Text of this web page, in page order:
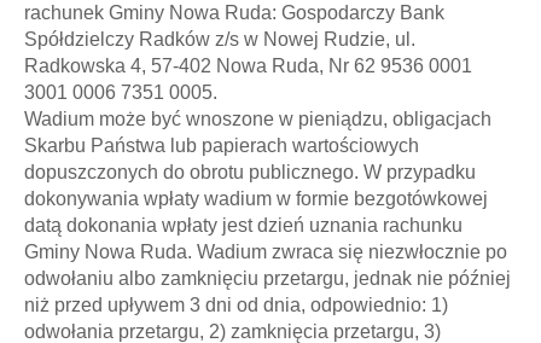
rachunek Gminy Nowa Ruda: Gospodarczy Bank
Spółdzielczy Radków z/s w Nowej Rudzie, ul.
Radkowska 4, 57-402 Nowa Ruda, Nr 62 9536 0001
3001 0006 7351 0005.
Wadium może być wnoszone w pieniądzu, obligacjach
Skarbu Państwa lub papierach wartościowych
dopuszczonych do obrotu publicznego. W przypadku
dokonywania wpłaty wadium w formie bezgotówkowej
datą dokonania wpłaty jest dzień uznania rachunku
Gminy Nowa Ruda. Wadium zwraca się niezwłocznie po
odwołaniu albo zamknięciu przetargu, jednak nie później
niż przed upływem 3 dni od dnia, odpowiednio: 1)
odwołania przetargu, 2) zamknięcia przetargu, 3)